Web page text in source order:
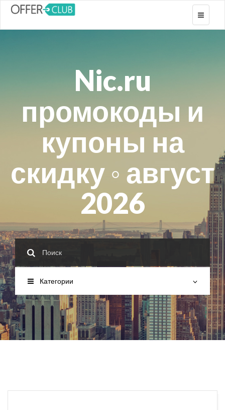
Toggle
Nic.ru
промокоды и
купоны на
скидку ◦ август
2026
Категории